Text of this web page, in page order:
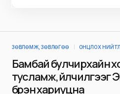
ЗӨВЛӨМЖ, ЗӨВЛӨГӨӨ ОНЦЛОХ
Бамбай булчирхайн
тусламж,
бүрэн хариуцна